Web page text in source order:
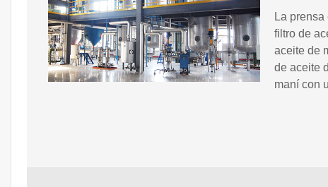
La
filtro de
aceite de
de aceite
maní con